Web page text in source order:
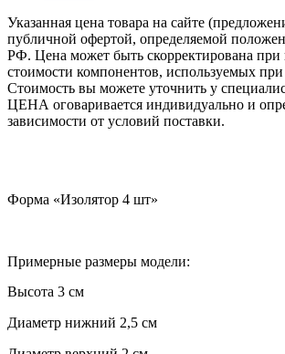
Указанная цена товара на сайте
публичной офертой, определяемой
РФ. Цена может быть скорректирована при
стоимости компонентов, используемых при
Стоимость вы можете уточнить у
ЦЕНА оговаривается индивидуально и
зависимости от условий поставки.
Форма «Изолятор 4 шт»
Примерные размеры модели:
Высота 3 см
Диаметр нижний 2,5 см